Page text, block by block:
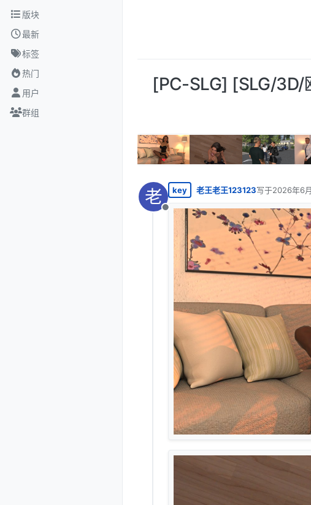
跳转至内容
版块
最新
标签
热门
用户
群组
[PC-SLG] [SLG/3D/
老
离线
key 老王老王123123写于2026年6
最后由 编辑